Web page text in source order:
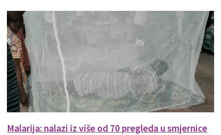
Malarija: nalazi iz više od 70 pregleda u smjernice